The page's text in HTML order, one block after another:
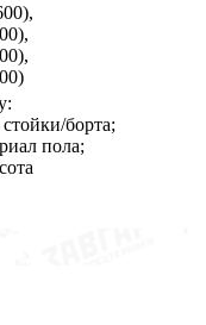
борта;
пола;